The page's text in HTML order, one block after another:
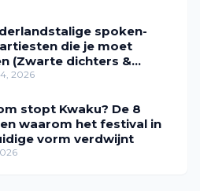
spoken-
die je moet
(Zwarte dichters &
in Nederland)
2026
stopt Kwaku? De 8
waarom het festival in
vorm verdwijnt